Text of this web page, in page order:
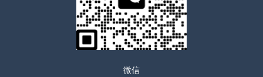
微信